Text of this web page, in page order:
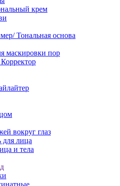
крем
Тональная основа
маскировки пор
вокруг глаз
для лица
и тела